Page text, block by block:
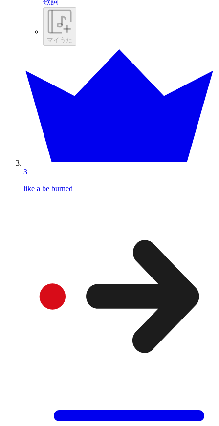
マイうた
3
like a be burned